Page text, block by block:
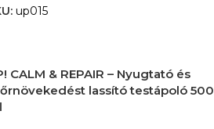
up015
CALM & REPAIR – Nyugtató és
lassító testápoló 500